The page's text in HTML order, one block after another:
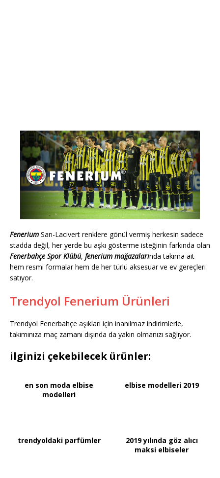
Fenerium Sarı-Lacivert renklere gönül vermiş herkesin sadece
stadda değil, her yerde bu aşkı gösterme isteğinin farkında olan
Fenerbahçe Spor Klübü, fenerium mağazalarında takıma ait
hem resmi formalar hem de her türlü aksesuar ve ev gereçleri
satıyor.
Trendyol Fenerium Ürünleri
Trendyol Fenerbahçe aşıkları için inanılmaz indirimlerle,
takımınıza maç zamanı dışında da yakın olmanızı sağlıyor.
ilginizi çekebilecek ürünler:
en son moda elbise
modelleri
elbise modelleri 2019
trendyoldaki parfümler
2019 yılında göz alıcı
maksi elbiseler